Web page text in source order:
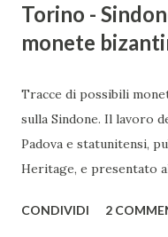
Torino -
monete
Tracce di possibili
sulla Sindone. Il lavoro
Padova e statunitensi,
Heritage, e presentato
1000, varie monete
CONDIVIDI 2